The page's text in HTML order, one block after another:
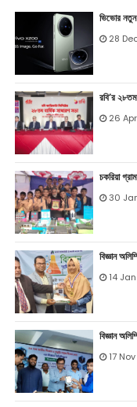
ভিভোর নতুন
28
রবি’র ২৮তম
26
চকরিয়া
30
বিজ্ঞান
14
বিজ্ঞান
17